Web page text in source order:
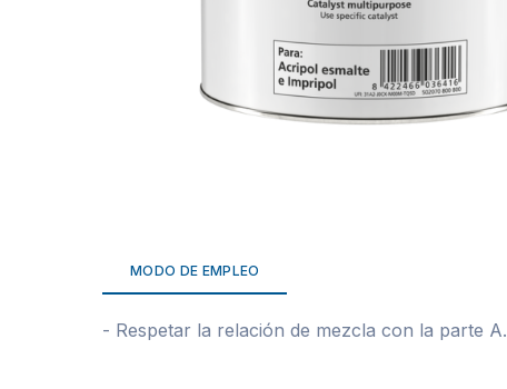
MODO DE EMPLEO
- Respetar la relación de mezcla con la parte A.